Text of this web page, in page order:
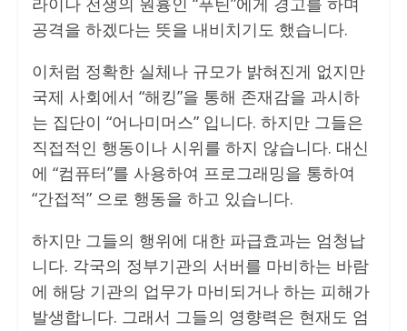
공격을 하겠다는 뜻을 내비치기도 했습니다.
이처럼 정확한 실체나 규모가 밝혀진게 없지만
국제 사회에서 “해킹”을 통해 존재감을 과시하
는 집단이 “어나미머스” 입니다. 하지만 그들은
직접적인 행동이나 시위를 하지 않습니다. 대신
에 “컴퓨터”를 사용하여 프로그래밍을 통하여
“간접적” 으로 행동을 하고 있습니다.
하지만 그들의 행위에 대한 파급효과는 엄청납
니다. 각국의 정부기관의 서버를 마비하는 바람
에 해당 기관의 업무가 마비되거나 하는 피해가
발생합니다. 그래서 그들의 영향력은 현재도 엄